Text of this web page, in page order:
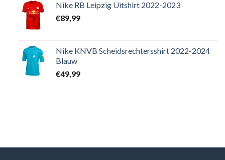
Nike RB Leipzig Uitshirt 2022-2023
€89,99
Nike KNVB Scheidsrechtersshirt 2022-2024
Blauw
€49,99